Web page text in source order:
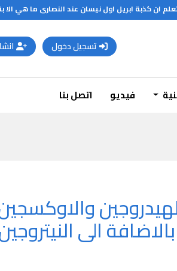
ان كذبة ابريل اول نيسان عند النصارى ما هي الا
تسجيل دخول
فيديو اتصل بنا
الى